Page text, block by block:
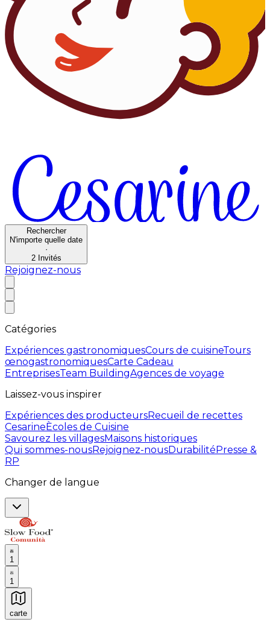
Rechercher
N'importe quelle date
·
2 Invités
Rejoignez-nous
Catégories
Expériences gastronomiquesCours de cuisineTours
œnogastronomiquesCarte Cadeau
EntreprisesTeam BuildingAgences de voyage
Laissez-vous inspirer
Expériences des producteursRecueil de recettes
CesarineÈcoles de Cuisine
Savourez les villagesMaisons historiques
Qui sommes-nousRejoignez-nousDurabilitéPresse &
RP
Changer de langue
1
1
carte